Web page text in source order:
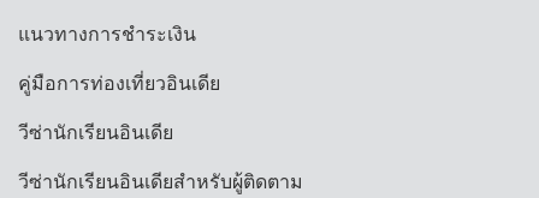
แนวทางการชำระเงิน
คู่มือการท่องเที่ยวอินเดีย
วีซ่านักเรียนอินเดีย
วีซ่านักเรียนอินเดียสำหรับผู้ติดตาม